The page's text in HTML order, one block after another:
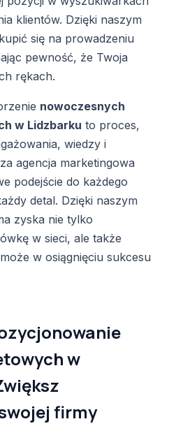
klientów. Dzięki naszym
się na prowadzeniu
pewność, że Twoja
rękach.
nowoczesnych
w Lidzbarku to proces,
wiedzy i
agencja marketingowa
podejście do każdego
detal. Dzięki naszym
zyska nie tylko
w sieci, ale także
w osiągnięciu sukcesu
w
firmy